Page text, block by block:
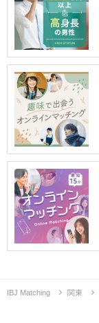
IBJ Matching 関東